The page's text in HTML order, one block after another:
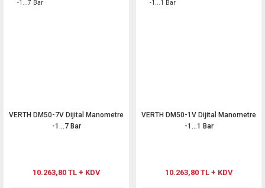
VERTH DM50-7V Dijital Manometre
-1...7 Bar
10.263,80 TL + KDV
VERTH DM50-1V Dijital Manometre
-1...1 Bar
10.263,80 TL + KDV